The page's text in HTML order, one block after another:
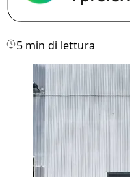
5 min di lettura